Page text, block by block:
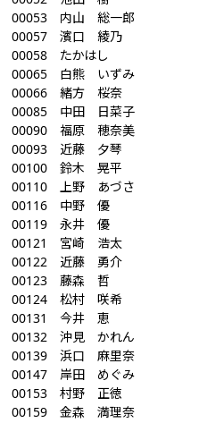
00053 内山 総一郎
00057 濱口 綾乃
00058 たかはし
00065 白熊 いずみ
00066 緒方 桜奈
00085 中田 日菜子
00090 福原 穂奈美
00093 近藤 夕琴
00100 鈴木 晃平
00110 上野 あづさ
00116 中野 優
00119 永井 優
00121 宮崎 浩太
00122 近藤 勇介
00123 藤森 哲
00124 松村 咲希
00131 今井 恵
00132 沖見 かれん
00139 浜口 麻里奈
00147 岸田 めぐみ
00153 村野 正徳
00159 金森 満理奈